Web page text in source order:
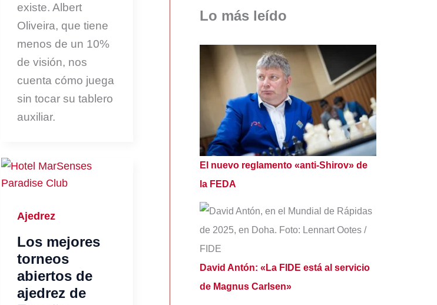
existe. Albert
Oliveira, que tiene
menos de un 10%
de visión, nos
cuenta cómo juega
sin tocar su tablero
auxiliar.
Ajedrez
Los mejores
torneos
abiertos de
ajedrez de
Lo más leído
El nuevo reglamento «anti-Shirov» de
la FEDA
David Antón: «La FIDE está al servicio
de Magnus Carlsen»